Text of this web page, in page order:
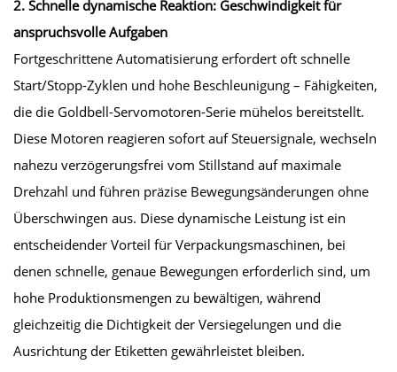
2. Schnelle dynamische Reaktion: Geschwindigkeit für
anspruchsvolle Aufgaben
Fortgeschrittene Automatisierung erfordert oft schnelle
Start/Stopp-Zyklen und hohe Beschleunigung – Fähigkeiten,
die die Goldbell-Servomotoren-Serie mühelos bereitstellt.
Diese Motoren reagieren sofort auf Steuersignale, wechseln
nahezu verzögerungsfrei vom Stillstand auf maximale
Drehzahl und führen präzise Bewegungsänderungen ohne
Überschwingen aus. Diese dynamische Leistung ist ein
entscheidender Vorteil für Verpackungsmaschinen, bei
denen schnelle, genaue Bewegungen erforderlich sind, um
hohe Produktionsmengen zu bewältigen, während
gleichzeitig die Dichtigkeit der Versiegelungen und die
Ausrichtung der Etiketten gewährleistet bleiben.